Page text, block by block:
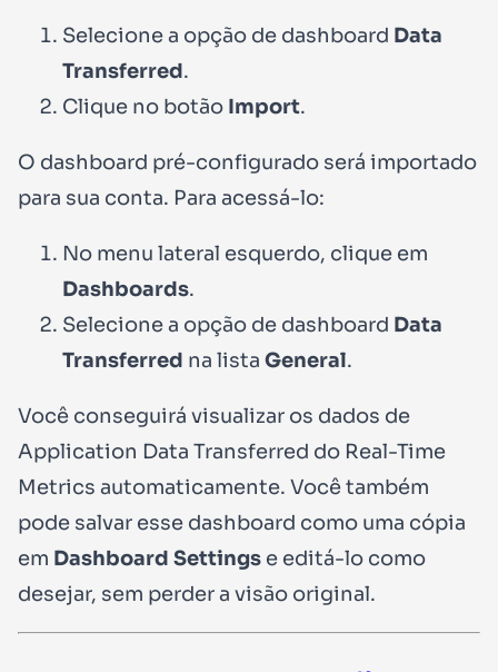
Selecione a opção de dashboard Data
Transferred.
Clique no botão Import.
O dashboard pré-configurado será importado
para sua conta. Para acessá-lo:
No menu lateral esquerdo, clique em
Dashboards.
Selecione a opção de dashboard Data
Transferred na lista General.
Você conseguirá visualizar os dados de
Application Data Transferred do Real-Time
Metrics automaticamente. Você também
pode salvar esse dashboard como uma cópia
em Dashboard Settings e editá-lo como
desejar, sem perder a visão original.